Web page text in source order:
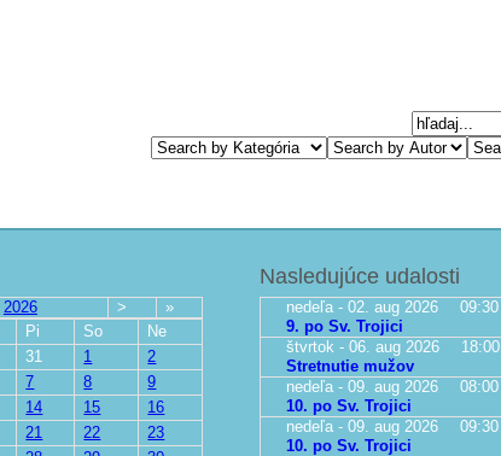
2026 >
»
Pi So
Ne
31 1
2
7 8
9
14 15
16
21 22
23
Nasledujúce udalosti
nedeľa - 02. aug 2026 09:30
9. po Sv. Trojici
štvrtok - 06. aug 2026
18:00
Stretnutie mužov
nedeľa - 09. aug 2026
08:00
10. po Sv. Trojici
nedeľa - 09. aug 2026
09:30
10. po Sv. Trojici